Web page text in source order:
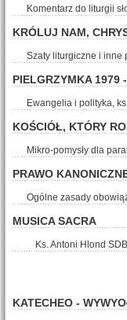
Komentarz do liturgii
KRÓLUJ NAM,
Szaty liturgiczne i inne
PIELGRZYMKA 1979
Ewangelia i polityka,
KOŚCIÓŁ, KTÓRY
Mikro-pomysły dla
PRAWO
Ogólne zasady
MUSICA SACRA
Ks. Antoni Hlond
KATECHEO -